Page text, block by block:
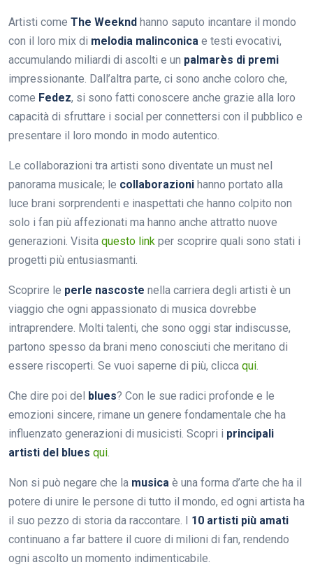
Artisti come The Weeknd hanno saputo incantare il mondo
con il loro mix di melodia malinconica e testi evocativi,
accumulando miliardi di ascolti e un palmarès di premi
impressionante. Dall’altra parte, ci sono anche coloro che,
come Fedez, si sono fatti conoscere anche grazie alla loro
capacità di sfruttare i social per connettersi con il pubblico e
presentare il loro mondo in modo autentico.
Le collaborazioni tra artisti sono diventate un must nel
panorama musicale; le collaborazioni hanno portato alla
luce brani sorprendenti e inaspettati che hanno colpito non
solo i fan più affezionati ma hanno anche attratto nuove
generazioni. Visita questo link per scoprire quali sono stati i
progetti più entusiasmanti.
Scoprire le perle nascoste nella carriera degli artisti è un
viaggio che ogni appassionato di musica dovrebbe
intraprendere. Molti talenti, che sono oggi star indiscusse,
partono spesso da brani meno conosciuti che meritano di
essere riscoperti. Se vuoi saperne di più, clicca qui.
Che dire poi del blues? Con le sue radici profonde e le
emozioni sincere, rimane un genere fondamentale che ha
influenzato generazioni di musicisti. Scopri i principali
artisti del blues qui.
Non si può negare che la musica è una forma d’arte che ha il
potere di unire le persone di tutto il mondo, ed ogni artista ha
il suo pezzo di storia da raccontare. I 10 artisti più amati
continuano a far battere il cuore di milioni di fan, rendendo
ogni ascolto un momento indimenticabile.